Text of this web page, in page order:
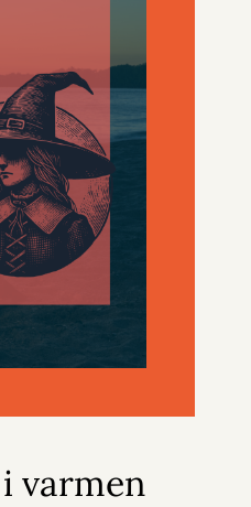
varmen